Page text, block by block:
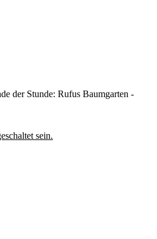
der Stunde: Rufus Baumgarten -
sein.